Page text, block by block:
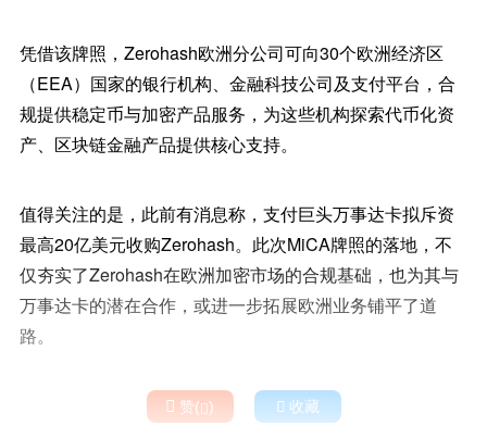
凭借该牌照，Zerohash欧洲分公司可向30个欧洲经济区
（EEA）国家的银行机构、金融科技公司及支付平台，合
规提供稳定币与加密产品服务，为这些机构探索代币化资
产、区块链金融产品提供核心支持。
值得关注的是，此前有消息称，支付巨头万事达卡拟斥资
最高20亿美元收购Zerohash。此次MiCA牌照的落地，不
仅夯实了Zerohash在欧洲加密市场的合规基础，也为其与
万事达卡的潜在合作，或进一步拓展欧洲业务铺平了道
路。
 赞()  收藏